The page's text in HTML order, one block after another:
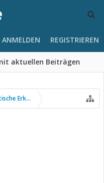
aktuellen Beiträgen
ANMELDEN REGISTRIEREN
Erkrankungen